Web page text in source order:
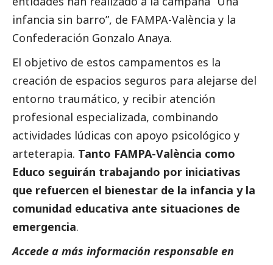
infancia sin barro”, de FAMPA-València y la
Confederación Gonzalo Anaya.
El objetivo de estos campamentos es la
creación de espacios seguros para alejarse del
entorno traumático, y recibir atención
profesional especializada, combinando
actividades lúdicas con apoyo psicológico y
arteterapia. Tanto FAMPA-València como
Educo seguirán trabajando por iniciativas
que refuercen el bienestar de la infancia y la
comunidad educativa ante situaciones de
emergencia.
Accede a más información responsable en